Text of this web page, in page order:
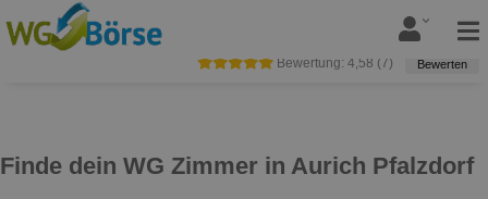
Finde dein WG Zimmer in Aurich Pfalzdorf
Bewertung: 4,58 ( 7) Bewerten